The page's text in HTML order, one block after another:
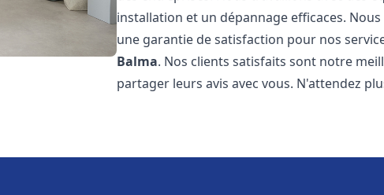
installation et un dépannage efficaces.
une garantie de satisfaction pour nos
Balma. Nos clients satisfaits sont notre
partager leurs avis avec vous. N'attendez